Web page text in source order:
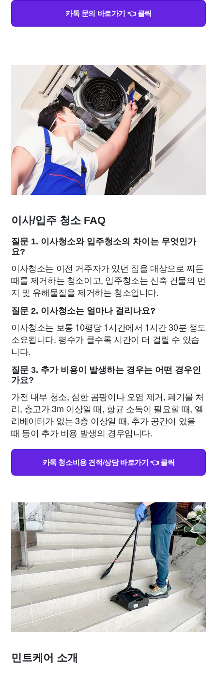
카톡 문의 바로가기 👈 클릭
이사/입주 청소 FAQ
질문 1. 이사청소와 입주청소의 차이는 무엇인가
요?
이사청소는 이전 거주자가 있던 집을 대상으로 찌든
때를 제거하는 청소이고, 입주청소는 신축 건물의 먼
지 및 유해물질을 제거하는 청소입니다.
질문 2. 이사청소는 얼마나 걸리나요?
이사청소는 보통 10평당 1시간에서 1시간 30분 정도
소요됩니다. 평수가 클수록 시간이 더 걸릴 수 있습
니다.
질문 3. 추가 비용이 발생하는 경우는 어떤 경우인
가요?
가전 내부 청소, 심한 곰팡이나 오염 제거, 폐기물 처
리, 층고가 3m 이상일 때, 항균 소독이 필요할 때, 엘
리베이터가 없는 3층 이상일 때, 추가 공간이 있을
때 등이 추가 비용 발생의 경우입니다.
카톡 청소비용 견적/상담 바로가기 👈 클릭
민트케어 소개